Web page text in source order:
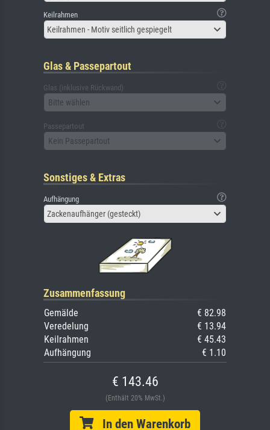
Keilrahmen
Keilrahmen - Motiv seitlich gespiegelt
Glas & Passepartout
Glas (inklusive Rückwand)
Bitte wählen
Passepartout
Kein Passepartout
Sonstiges & Extras
Aufhängung
Zackenaufhänger (gesteckt)
Zusammenfassung
Gemälde
€ 82.98
Veredelung
€ 13.94
Keilrahmen
€ 45.43
Aufhängung
€ 1.10
€ 143.46
(Enthält 20% MwSt.)
In den Warenkorb